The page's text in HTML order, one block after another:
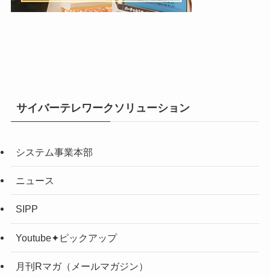
サイバーテレワークソリューション
システム事業本部
ニュース
SIPP
Youtube✦ピックアップ
月刊Rマガ（メールマガジン）